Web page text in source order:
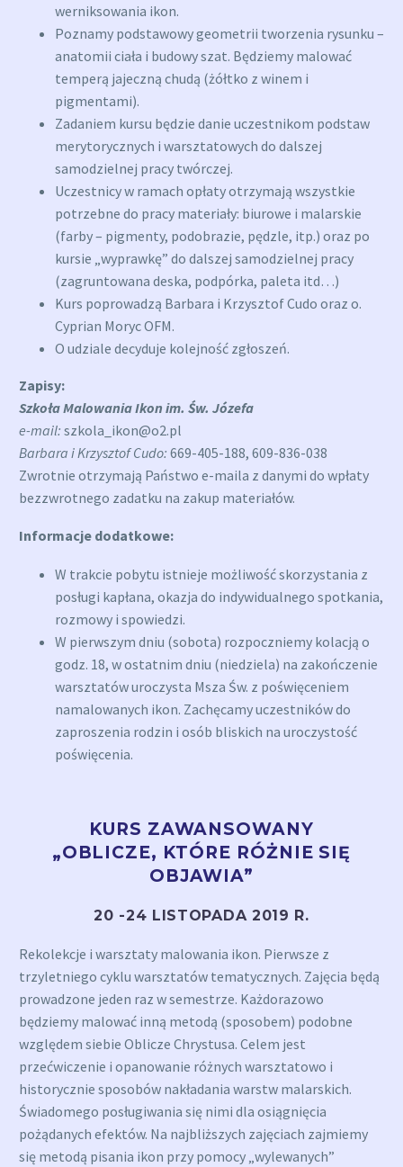
werniksowania ikon.
Poznamy podstawowy geometrii tworzenia rysunku –
anatomii ciała i budowy szat. Będziemy malować
temperą jajeczną chudą (żółtko z winem i
pigmentami).
Zadaniem kursu będzie danie uczestnikom podstaw
merytorycznych i warsztatowych do dalszej
samodzielnej pracy twórczej.
Uczestnicy w ramach opłaty otrzymają wszystkie
potrzebne do pracy materiały: biurowe i malarskie
(farby – pigmenty, podobrazie, pędzle, itp.) oraz po
kursie „wyprawkę” do dalszej samodzielnej pracy
(zagruntowana deska, podpórka, paleta itd…)
Kurs poprowadzą Barbara i Krzysztof Cudo oraz o.
Cyprian Moryc OFM.
O udziale decyduje kolejność zgłoszeń.
Zapisy:
Szkoła Malowania Ikon im. Św. Józefa
e-mail: szkola_ikon@o2.pl
Barbara i Krzysztof Cudo: 669-405-188, 609-836-038
Zwrotnie otrzymają Państwo e-maila z danymi do wpłaty
bezzwrotnego zadatku na zakup materiałów.
Informacje dodatkowe:
W trakcie pobytu istnieje możliwość skorzystania z
posługi kapłana, okazja do indywidualnego spotkania,
rozmowy i spowiedzi.
W pierwszym dniu (sobota) rozpoczniemy kolacją o
godz. 18, w ostatnim dniu (niedziela) na zakończenie
warsztatów uroczysta Msza Św. z poświęceniem
namalowanych ikon. Zachęcamy uczestników do
zaproszenia rodzin i osób bliskich na uroczystość
poświęcenia.
KURS ZAWANSOWANY
„OBLICZE, KTÓRE RÓŻNIE SIĘ
OBJAWIA”
20 -24 LISTOPADA 2019 R.
Rekolekcje i warsztaty malowania ikon. Pierwsze z
trzyletniego cyklu warsztatów tematycznych. Zajęcia będą
prowadzone jeden raz w semestrze. Każdorazowo
będziemy malować inną metodą (sposobem) podobne
względem siebie Oblicze Chrystusa. Celem jest
przećwiczenie i opanowanie różnych warsztatowo i
historycznie sposobów nakładania warstw malarskich.
Świadomego posługiwania się nimi dla osiągnięcia
pożądanych efektów. Na najbliższych zajęciach zajmiemy
się metodą pisania ikon przy pomocy „wylewanych”